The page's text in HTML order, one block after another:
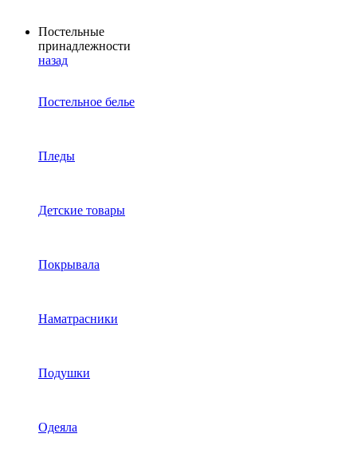
Постельные
принадлежности
назад
Постельное белье
Пледы
Детские товары
Покрывала
Наматрасники
Подушки
Одеяла